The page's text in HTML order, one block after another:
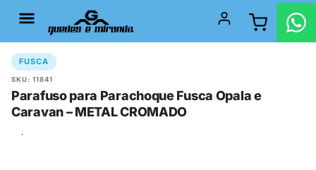
FUSCA
SKU: 11841
Parafuso para Parachoque Fusca Opala e
Caravan – METAL CROMADO